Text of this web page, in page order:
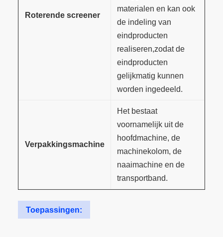
Roterende screener
materialen en kan ook
de indeling van
eindproducten
realiseren,zodat de
eindproducten
gelijkmatig kunnen
worden ingedeeld.
Verpakkingsmachine
Het bestaat
voornamelijk uit de
hoofdmachine, de
machinekolom, de
naaimachine en de
transportband.
Toepassingen: